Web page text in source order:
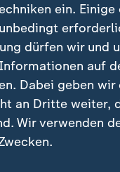
der
ein.
dürfen wir und
auf
Dabei geben wir
an Dritte weiter,
Wir verwenden